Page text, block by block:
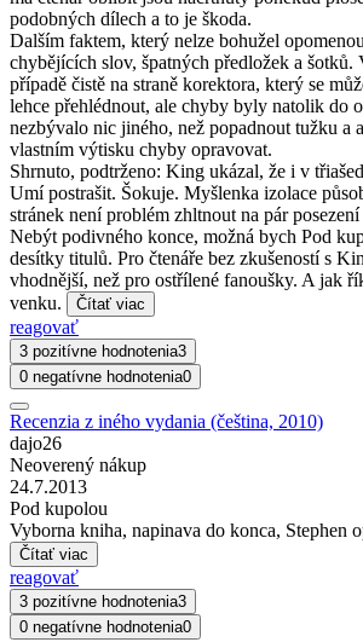
podobných dílech a to je škoda.
Dalším faktem, který nelze bohužel
chybějících slov, špatných předložek a šotků.
případě čistě na straně korektora, který se
lehce přehlédnout, ale chyby byly natolik do
nezbývalo nic jiného, než popadnout tužku a
vlastním výtisku chyby opravovat.
Shrnuto, podtrženo: King ukázal, že i v
Umí postrašit. Šokuje. Myšlenka izolace
stránek není problém zhltnout na pár
Nebýt podivného konce, možná bych Pod
desítky titulů. Pro čtenáře bez zkušeností s
vhodnější, než pro ostřílené fanoušky. A jak
venku.
Čítať viac
reagovať
3 pozitívne hodnotenia3
0 negatívne hodnotenia0
Recenzia z iného vydania (čeština, 2010)
dajo26
Neoverený nákup
24.7.2013
Pod kupolou
Vyborna kniha, napinava do konca, Stephen
Čítať viac
reagovať
3 pozitívne hodnotenia3
0 negatívne hodnotenia0